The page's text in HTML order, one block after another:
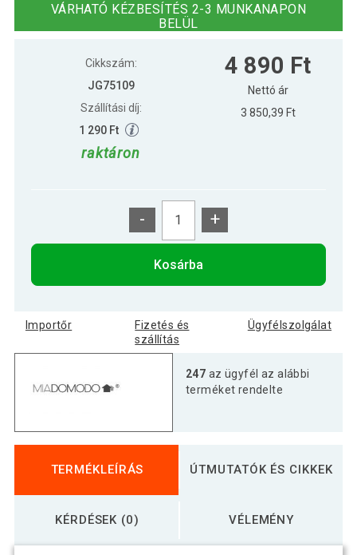
Sweet Home
10 790 Ft
MIADOMODO Fogaspanel Live Love
Laugh
9 490 Ft
VÁRHATÓ KÉZBESÍTÉS 2-3 MUNKANAPON
BELÜL
Cikkszám:
JG75109
Szállítási díj:
1 290 Ft
raktáron
4 890 Ft
Nettó ár
3 850,39 Ft
- +
Kosárba
Importőr
Fizetés és
szállítás
Ügyfélszolgálat
247 az ügyfél az alábbi
terméket rendelte
TERMÉKLEÍRÁS ÚTMUTATÓK ÉS CIKKEK
KÉRDÉSEK (0) VÉLEMÉNY